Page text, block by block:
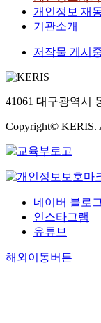
개인정보 재
기관소개
저작물 게시
41061 대구광역시
Copyright© KERIS.
네이버 블로
인스타그램
유튜브
해외이동버튼